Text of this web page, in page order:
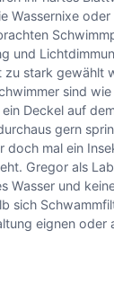
Wassernixe
und
zu stark gewählt
sind
ein Deckel auf
gern
doch mal ein
Gregor als
Wasser und
sich
eignen oder